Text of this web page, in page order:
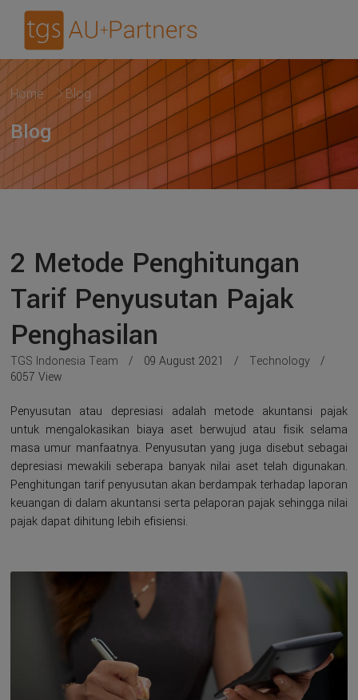
Home Blog
Blog
2 Metode Penghitungan
Tarif Penyusutan Pajak
Penghasilan
TGS Indonesia Team 09 August 2021
Technology
6057 View
Penyusutan atau depresiasi adalah metode akuntansi pajak
untuk mengalokasikan biaya aset berwujud atau fisik selama
masa umur manfaatnya. Penyusutan yang juga disebut sebagai
depresiasi mewakili seberapa banyak nilai aset telah digunakan.
Penghitungan tarif penyusutan akan berdampak terhadap laporan
keuangan di dalam akuntansi serta pelaporan pajak sehingga nilai
pajak dapat dihitung lebih efisiensi.